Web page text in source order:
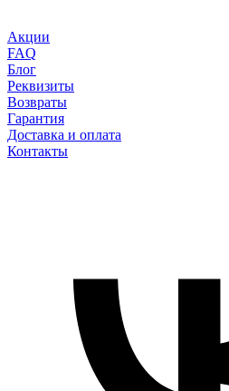
Акции
FAQ
Блог
Реквизиты
Возвраты
Гарантия
Доставка и оплата
Контакты